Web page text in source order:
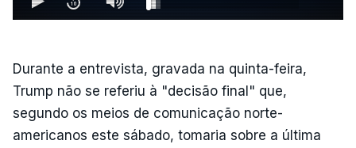
Durante a entrevista, gravada na quinta-feira,
Trump não se referiu à "decisão final" que,
segundo os meios de comunicação norte-
americanos este sábado, tomaria sobre a última